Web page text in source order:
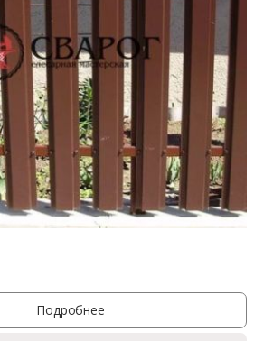
Подробнее